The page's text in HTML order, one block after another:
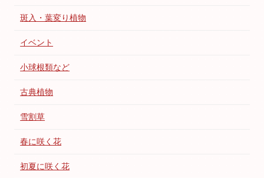
斑入・葉変り植物
イベント
小球根類など
古典植物
雪割草
春に咲く花
初夏に咲く花